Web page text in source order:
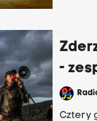
-
Cztery